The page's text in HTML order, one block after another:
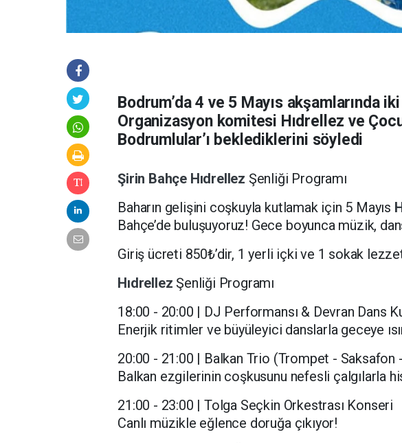
Bodrum’da 4 ve 5 Mayıs akşamlarında
Organizasyon komitesi Hıdrellez ve
Bodrumlular’ı beklediklerini söyledi
Şirin Bahçe Hıdrellez Şenliği Programı
Baharın gelişini coşkuyla kutlamak için 5 Mayıs
Bahçe’de buluşuyoruz! Gece boyunca müzik,
Giriş ücreti 850₺’dir, 1 yerli içki ve 1 sokak
HıdrellezŞenliği Programı
18:00 - 20:00 | DJ Performansı & Devran Dans
Enerjik ritimler ve büyüleyici danslarla geceye
20:00 - 21:00 | Balkan Trio (Trompet - Saksafon
Balkan ezgilerinin coşkusunu nefesli çalgılarla
21:00 - 23:00 | Tolga Seçkin Orkestrası Konseri
Canlı müzikle eğlence doruğa çıkıyor!